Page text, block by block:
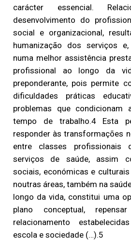
carácter essencial.
desenvolvimento do
social e organizacional,
humanização dos serviços
numa melhor assistência
profissional ao longo da
preponderante, pois permite
dificuldades práticas
problemas que condicionam
tempo de trabalho.4 Esta
responder às transformações
entre classes profissionais
serviços de saúde, assim
sociais, económicas e
noutras áreas, também na
longo da vida, constitui uma
plano conceptual,
relacionamento
escola e sociedade (…).5